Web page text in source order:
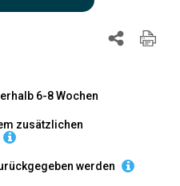
6-8 Wochen
zusätzlichen
werden